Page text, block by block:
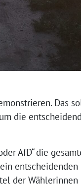
Das
die
AfD“ die
entscheidenden
der